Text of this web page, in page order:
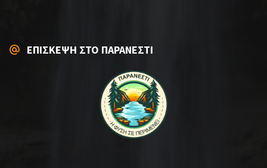
ΕΠΙΣΚΕΨΗ ΣΤΟ ΠΑΡΑΝΕΣΤΙ